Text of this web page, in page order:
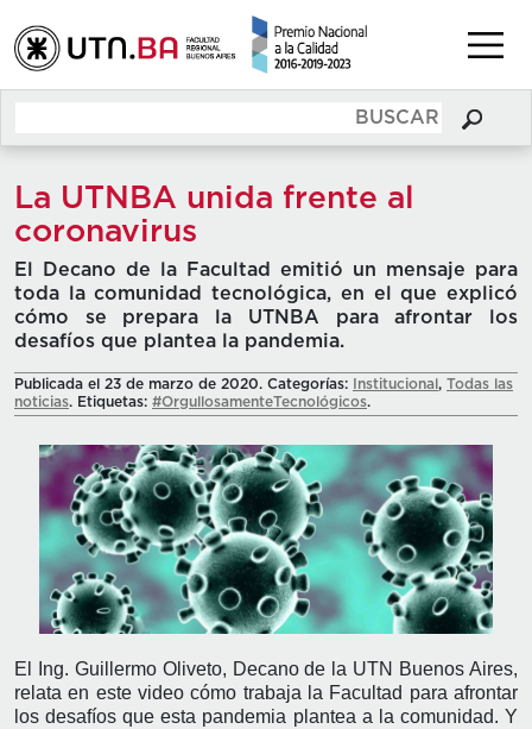
La UTNBA unida frente al
coronavirus
El Decano de la Facultad emitió un mensaje para
toda la comunidad tecnológica, en el que explicó
cómo se prepara la UTNBA para afrontar los
desafíos que plantea la pandemia.
Publicada el 23 de marzo de 2020. Categorías: Institucional , Todas las
noticias. Etiquetas: #OrgullosamenteTecnológicos.
El Ing. Guillermo Oliveto, Decano de la UTN Buenos Aires,
relata en este video cómo trabaja la Facultad para afrontar
los desafíos que esta pandemia plantea a la comunidad. Y